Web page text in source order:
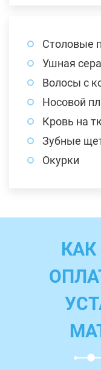
Столовые
Ушная
Волосы с
Носовой
Кровь на
Зубные
Окурки
КАК